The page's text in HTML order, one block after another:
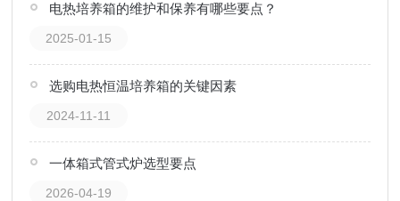
电热培养箱的维护和保养有哪些要点？
2025-01-15
选购电热恒温培养箱的关键因素
2024-11-11
一体箱式管式炉选型要点
2026-04-19